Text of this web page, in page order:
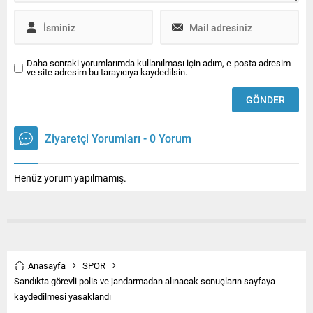
Daha sonraki yorumlarımda kullanılması için adım, e-posta adresim
ve site adresim bu tarayıcıya kaydedilsin.
Ziyaretçi Yorumları - 0 Yorum
Henüz yorum yapılmamış.
Anasayfa
SPOR
Sandıkta görevli polis ve jandarmadan alınacak sonuçların sayfaya
kaydedilmesi yasaklandı